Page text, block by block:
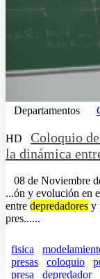
Departamentos
HD
Coloquio
la dinámica
08 de Noviembre
...ón y evolución en
entre depredadores y
pres......
fisica
presas
coloquio
presa
depredador